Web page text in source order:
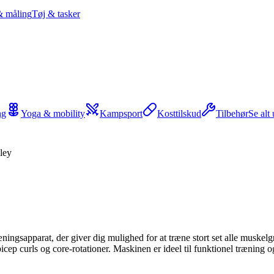
målingTøj & tasker
Yoga & mobility Kampsport Kosttilskud TilbehørSe alt
der giver dig mulighed for at træne stort set alle
curls og core-rotationer. Maskinen er ideel til funktionel træning